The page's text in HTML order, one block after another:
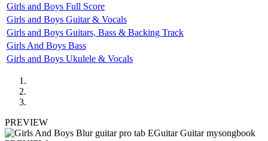
Girls and Boys Full Score
Girls and Boys Guitar & Vocals
Girls and Boys Guitars, Bass & Backing Track
Girls And Boys Bass
Girls and Boys Ukulele & Vocals
PREVIEW